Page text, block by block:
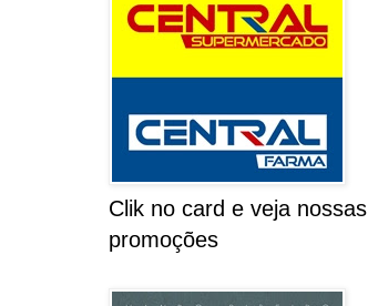
Clik no card e veja nossas
promoções